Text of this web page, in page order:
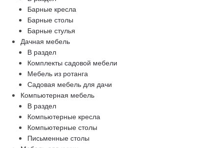
Барные кресла
Барные столы
Барные стулья
Дачная мебель
В раздел
Комплекты садовой мебели
Мебель из ротанга
Садовая мебель для дачи
Компьютерная мебель
В раздел
Компьютерные кресла
Компьютерные столы
Письменные столы